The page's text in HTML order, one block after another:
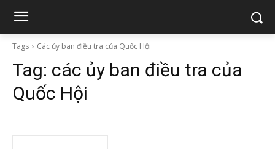
Tags Các ủy ban điều tra của Quốc Hội
Tag: các ủy ban điều tra của
Quốc Hội